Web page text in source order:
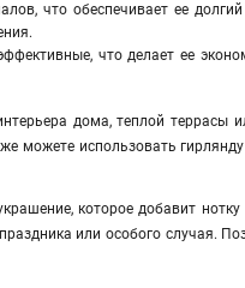
что обеспечивает ее
что делает ее
дома, теплой террасы
использовать
которое добавит
или особого случая.